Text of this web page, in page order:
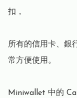
扣，
所有的信用卡、銀
常方便使用。
Miniwallet 中的